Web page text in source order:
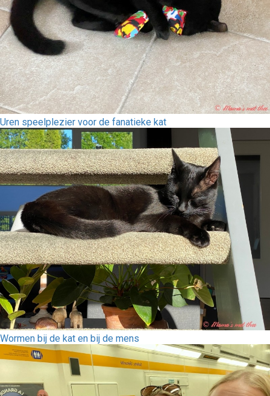
Uren speelplezier voor de fanatieke kat
Wormen bij de kat en bij de mens